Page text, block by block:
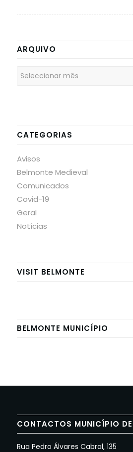
ARQUIVO
CATEGORIAS
Avisos
Belmonte Medieval
Comunicados
Covid-19
Geral
Notícias
VISIT BELMONTE
BELMONTE MUNICÍPIO
CONTACTOS MUNICÍPIO DE
Rua Pedro Álvares Cabral, 135